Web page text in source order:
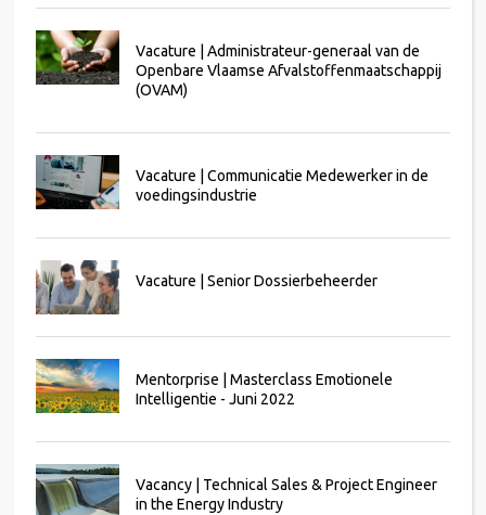
Vacature | Administrateur-generaal van de
Openbare Vlaamse Afvalstoffenmaatschappij
(OVAM)
Vacature | Communicatie Medewerker in de
voedingsindustrie
Vacature | Senior Dossierbeheerder
Mentorprise | Masterclass Emotionele
Intelligentie - Juni 2022
Vacancy | Technical Sales & Project Engineer
in the Energy Industry